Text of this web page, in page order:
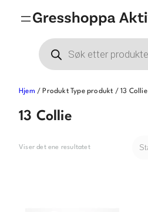
Products
search
Hjem / Produkt Type produkt / 13 Collie
13 Collie
Viser det ene resultatet